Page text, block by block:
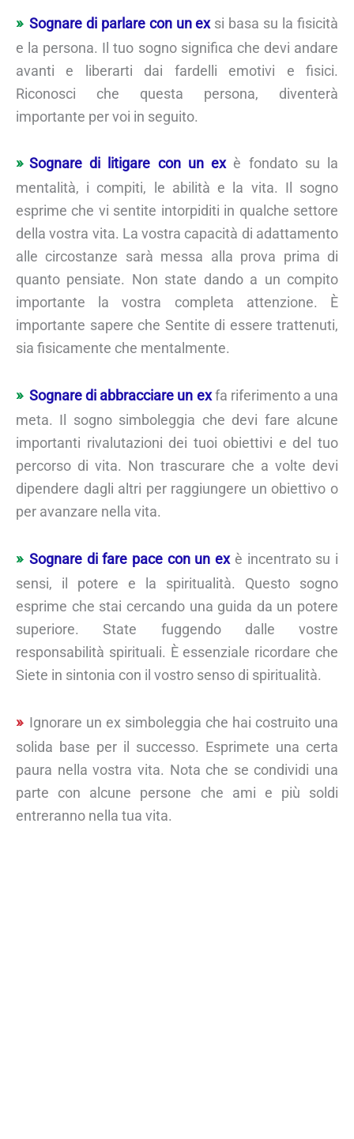
Sognare di parlare con un exsi basa su la fisicità
e la persona. Il tuo sogno significa che devi andare
avanti e liberarti dai fardelli emotivi e fisici.
Riconosci che questa persona, diventerà
importante per voi in seguito.
Sognare di litigare con un exè fondato su la
mentalità, i compiti, le abilità e la vita. Il sogno
esprime che vi sentite intorpiditi in qualche settore
della vostra vita. La vostra capacità di adattamento
alle circostanze sarà messa alla prova prima di
quanto pensiate. Non state dando a un compito
importante la vostra completa attenzione. È
importante sapere che Sentite di essere trattenuti,
sia fisicamente che mentalmente.
Sognare di abbracciare un exfa riferimento a una
meta. Il sogno simboleggia che devi fare alcune
importanti rivalutazioni dei tuoi obiettivi e del tuo
percorso di vita. Non trascurare che a volte devi
dipendere dagli altri per raggiungere un obiettivo o
per avanzare nella vita.
Sognare di fare pace con un exè incentrato su i
sensi, il potere e la spiritualità. Questo sogno
esprime che stai cercando una guida da un potere
superiore. State fuggendo dalle vostre
responsabilità spirituali. È essenziale ricordare che
Siete in sintonia con il vostro senso di spiritualità.
Ignorare un ex simboleggia che hai costruito una
solida base per il successo. Esprimete una certa
paura nella vostra vita. Nota che se condividi una
parte con alcune persone che ami e più soldi
entreranno nella tua vita.